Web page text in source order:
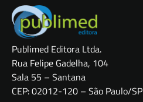
Publimed Editora Ltda.
Rua Felipe Gadelha, 104
Sala 55 – Santana
CEP: 02012-120 – São Paulo/SP